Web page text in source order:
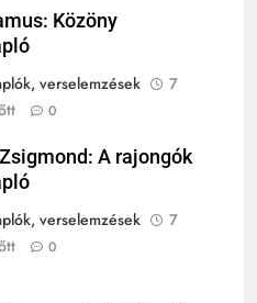
Közöny
verselemzések
7
0
A rajongók
verselemzések
7
0
titkai: Mi rejtőzött a
falai mögött?
ÉRDEKESSÉGEK
volt a római birodalom
és mi történt utána?
ÉRDEKESSÉGEK